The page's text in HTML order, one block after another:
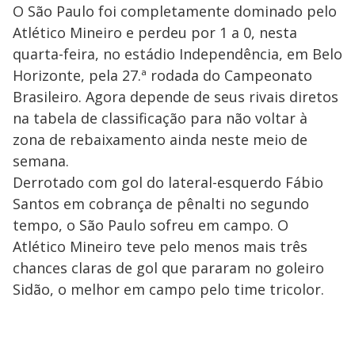
O São Paulo foi completamente dominado pelo
Atlético Mineiro e perdeu por 1 a 0, nesta
quarta-feira, no estádio Independência, em Belo
Horizonte, pela 27.ª rodada do Campeonato
Brasileiro. Agora depende de seus rivais diretos
na tabela de classificação para não voltar à
zona de rebaixamento ainda neste meio de
semana.
Derrotado com gol do lateral-esquerdo Fábio
Santos em cobrança de pênalti no segundo
tempo, o São Paulo sofreu em campo. O
Atlético Mineiro teve pelo menos mais três
chances claras de gol que pararam no goleiro
Sidão, o melhor em campo pelo time tricolor.